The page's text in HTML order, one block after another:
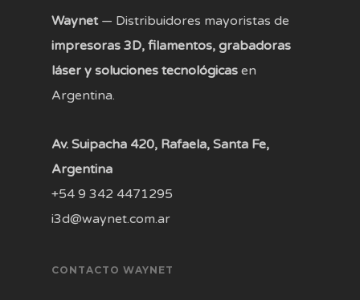
Waynet— Distribuidores mayoristas de
impresoras 3D, filamentos, grabadoras
láser y soluciones tecnológicas en
Argentina.
Av. Suipacha 420, Rafaela, Santa Fe,
Argentina
+54 9 342 4471295
i3d@waynet.com.ar
CONTACTO WAYNET